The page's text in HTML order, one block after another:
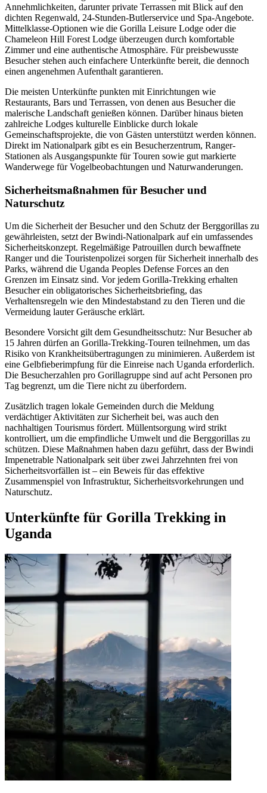
Annehmlichkeiten, darunter private Terrassen mit Blick auf den
dichten Regenwald, 24-Stunden-Butlerservice und Spa-Angebote.
Mittelklasse-Optionen wie die Gorilla Leisure Lodge oder die
Chameleon Hill Forest Lodge überzeugen durch komfortable
Zimmer und eine authentische Atmosphäre. Für preisbewusste
Besucher stehen auch einfachere Unterkünfte bereit, die dennoch
einen angenehmen Aufenthalt garantieren.
Die meisten Unterkünfte punkten mit Einrichtungen wie
Restaurants, Bars und Terrassen, von denen aus Besucher die
malerische Landschaft genießen können. Darüber hinaus bieten
zahlreiche Lodges kulturelle Einblicke durch lokale
Gemeinschaftsprojekte, die von Gästen unterstützt werden können.
Direkt im Nationalpark gibt es ein Besucherzentrum, Ranger-
Stationen als Ausgangspunkte für Touren sowie gut markierte
Wanderwege für Vogelbeobachtungen und Naturwanderungen.
Sicherheitsmaßnahmen für Besucher und
Naturschutz
Um die Sicherheit der Besucher und den Schutz der Berggorillas zu
gewährleisten, setzt der Bwindi-Nationalpark auf ein umfassendes
Sicherheitskonzept. Regelmäßige Patrouillen durch bewaffnete
Ranger und die Touristenpolizei sorgen für Sicherheit innerhalb des
Parks, während die Uganda Peoples Defense Forces an den
Grenzen im Einsatz sind. Vor jedem Gorilla-Trekking erhalten
Besucher ein obligatorisches Sicherheitsbriefing, das
Verhaltensregeln wie den Mindestabstand zu den Tieren und die
Vermeidung lauter Geräusche erklärt.
Besondere Vorsicht gilt dem Gesundheitsschutz: Nur Besucher ab
15 Jahren dürfen an Gorilla-Trekking-Touren teilnehmen, um das
Risiko von Krankheitsübertragungen zu minimieren. Außerdem ist
eine Gelbfieberimpfung für die Einreise nach Uganda erforderlich.
Die Besucherzahlen pro Gorillagruppe sind auf acht Personen pro
Tag begrenzt, um die Tiere nicht zu überfordern.
Zusätzlich tragen lokale Gemeinden durch die Meldung
verdächtiger Aktivitäten zur Sicherheit bei, was auch den
nachhaltigen Tourismus fördert. Müllentsorgung wird strikt
kontrolliert, um die empfindliche Umwelt und die Berggorillas zu
schützen. Diese Maßnahmen haben dazu geführt, dass der Bwindi
Impenetrable Nationalpark seit über zwei Jahrzehnten frei von
Sicherheitsvorfällen ist – ein Beweis für das effektive
Zusammenspiel von Infrastruktur, Sicherheitsvorkehrungen und
Naturschutz.
Unterkünfte für Gorilla Trekking in
Uganda